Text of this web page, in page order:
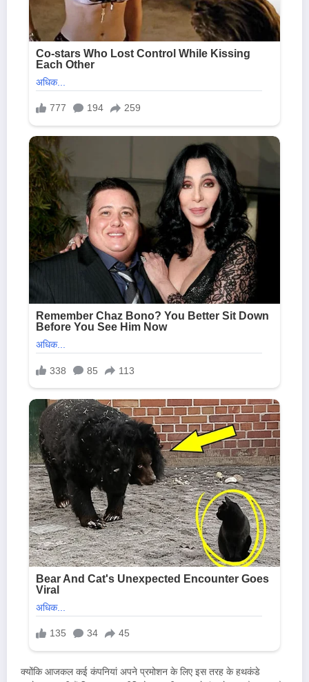
क्योंकि आजकल कई कंपनियां अपने प्रमोशन के लिए इस तरह के हथकंडे